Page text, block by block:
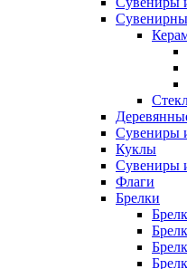
Сувениры
Куклы
Сувениры
Флаги
Брелки